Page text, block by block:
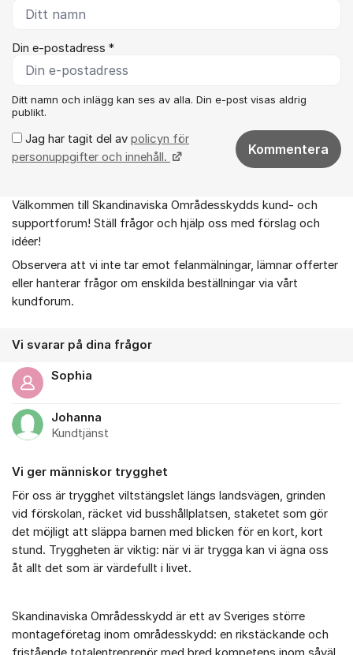
Din e-postadress *
Ditt namn och inlägg kan ses av alla. Din e-post visas aldrig
publikt.
Jag har tagit del av policyn för
personuppgifter och innehåll.
Kommentera
Om forumet
Välkommen till Skandinaviska Områdesskydds kund- och
supportforum! Ställ frågor och hjälp oss med förslag och
idéer!
Observera att vi inte tar emot felanmälningar, lämnar offerter
eller hanterar frågor om enskilda beställningar via vårt
kundforum.
Vi svarar på dina frågor
Sophia
Johanna
Kundtjänst
Vi ger människor trygghet
För oss är trygghet viltstängslet längs landsvägen, grinden
vid förskolan, räcket vid busshållplatsen, staketet som gör
det möjligt att släppa barnen med blicken för en kort, kort
stund. Tryggheten är viktig: när vi är trygga kan vi ägna oss
åt allt det som är värdefullt i livet.
Skandinaviska Områdesskydd är ett av Sveriges större
montageföretag inom områdesskydd: en rikstäckande och